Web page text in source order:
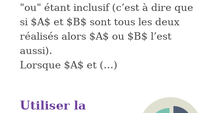
"ou" étant inclusif (c’est à dire que
si $A$ et $B$ sont tous les deux
réalisés alors $A$ ou $B$ l’est
aussi).
Lorsque $A$ et (…)
Utiliser la